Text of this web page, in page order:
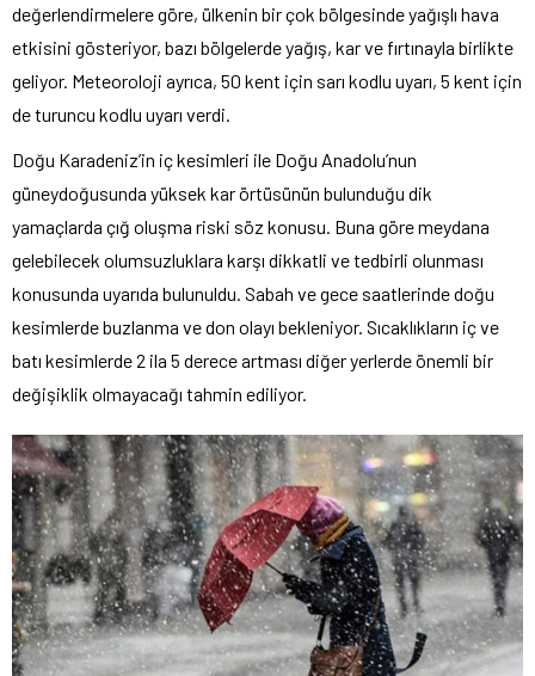
değerlendirmelere göre, ülkenin bir çok bölgesinde yağışlı hava
etkisini gösteriyor, bazı bölgelerde yağış, kar ve fırtınayla birlikte
geliyor. Meteoroloji ayrıca, 50 kent için sarı kodlu uyarı, 5 kent için
de turuncu kodlu uyarı verdi.
Doğu Karadeniz’in iç kesimleri ile Doğu Anadolu’nun
güneydoğusunda yüksek kar örtüsünün bulunduğu dik
yamaçlarda çığ oluşma riski söz konusu. Buna göre meydana
gelebilecek olumsuzluklara karşı dikkatli ve tedbirli olunması
konusunda uyarıda bulunuldu. Sabah ve gece saatlerinde doğu
kesimlerde buzlanma ve don olayı bekleniyor. Sıcaklıkların iç ve
batı kesimlerde 2 ila 5 derece artması diğer yerlerde önemli bir
değişiklik olmayacağı tahmin ediliyor.